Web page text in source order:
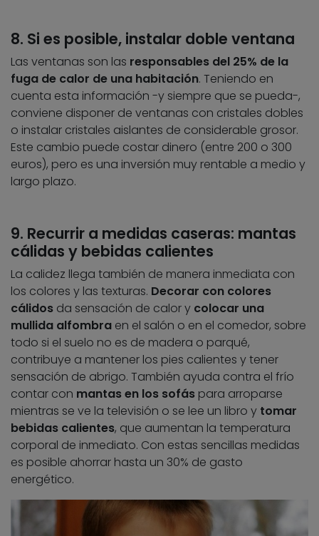
8. Si es posible, instalar doble ventana
Las ventanas son las responsables del 25% de la
fuga de calor de una habitación. Teniendo en
cuenta esta información -y siempre que se pueda-,
conviene disponer de ventanas con cristales dobles
o instalar cristales aislantes de considerable grosor.
Este cambio puede costar dinero (entre 200 o 300
euros), pero es una inversión muy rentable a medio y
largo plazo.
9. Recurrir a medidas caseras: mantas
cálidas y bebidas calientes
La calidez llega también de manera inmediata con
los colores y las texturas. Decorar con colores
cálidos da sensación de calor y colocar una
mullida alfombra en el salón o en el comedor, sobre
todo si el suelo no es de madera o parqué,
contribuye a mantener los pies calientes y tener
sensación de abrigo. También ayuda contra el frío
contar con mantas en los sofás para arroparse
mientras se ve la televisión o se lee un libro y tomar
bebidas calientes, que aumentan la temperatura
corporal de inmediato. Con estas sencillas medidas
es posible ahorrar hasta un 30% de gasto
energético.